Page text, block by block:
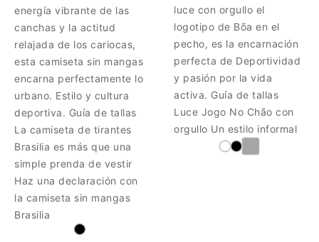
energía vibrante de las
canchas y la actitud
relajada de los cariocas,
esta camiseta sin mangas
encarna perfectamente lo
urbano. Estilo y cultura
deportiva. Guía de tallas
La camiseta de tirantes
Brasilia es más que una
simple prenda de vestir
Haz una declaración con
la camiseta sin mangas
Brasilia
luce con orgullo el
logotipo de Bõa en el
pecho, es la encarnación
perfecta de Deportividad
y pasión por la vida
activa. Guía de tallas
Luce Jogo No Chão con
orgullo Un estilo informal